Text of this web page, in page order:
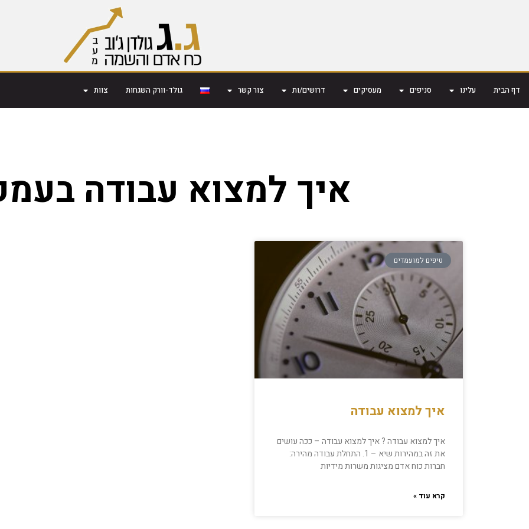
דף הבית עלינו סניפים מעסיקים דרושים/ות צור קשר גולד-וורק השגחות צוות
איך למצוא עבודה
טיפים למועמדים
איך למצוא עבודה
איך למצוא עבודה ? איך למצוא עבודה – ככה עושים
את זה במהירות שיא – 1. התחלת עבודה מהירה:
חברות כוח אדם מציגות משרות מידיות
קרא עוד »